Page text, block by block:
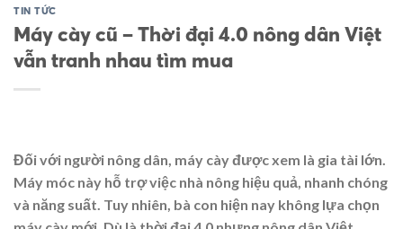
TIN TỨC
Máy cày cũ – Thời đại 4.0 nông dân Việt
vẫn tranh nhau tìm mua
Đối với người nông dân, máy cày được xem là gia tài lớn.
Máy móc này hỗ trợ việc nhà nông hiệu quả, nhanh chóng
và năng suất. Tuy nhiên, bà con hiện nay không lựa chọn